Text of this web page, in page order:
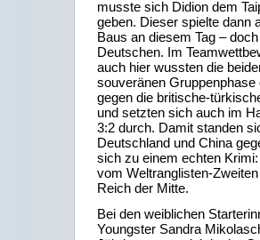
musste sich Didion dem
geben. Dieser spielte dann
Baus an diesem Tag –
Deutschen. Im
auch hier wussten die
souveränen
gegen die britische-
und setzten sich auch im
3:2 durch. Damit standen
Deutschland und China
sich zu einem echten
vom Weltranglisten-
Reich der Mitte.
Bei den weiblichen
Youngster Sandra